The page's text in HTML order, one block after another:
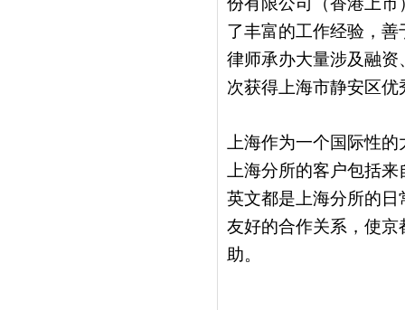
了丰富的工作经验，
律师承办大量涉及融
次获得上海市静安区
上海作为一个国际性
上海分所的客户包括
英文都是上海分所的
友好的合作关系，使
助。